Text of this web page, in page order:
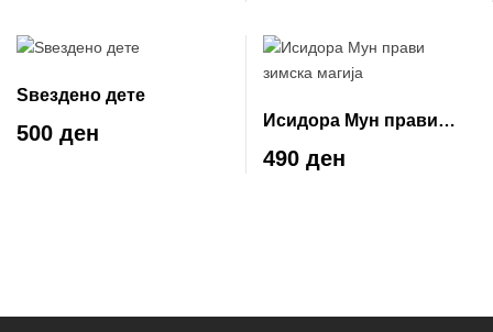
Ѕвездено дете
500 ден
Исидора Мун прави
зимска магија
490 ден